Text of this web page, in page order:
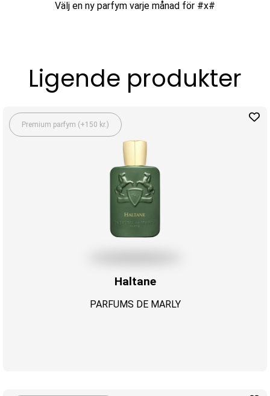
Välj en ny parfym varje månad för #x#
Ligende produkter
Premium parfym (+150 kr.)
Haltane
PARFUMS DE MARLY